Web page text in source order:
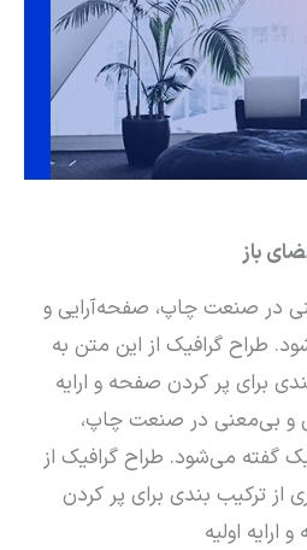
باز
در صنعت چاپ، صفحه‌آرایی و
طراح گرافیک از این متن به
برای پر کردن صفحه و ارایه
و بی‌معنی در صنعت چاپ،
گفته می‌شود. طراح گرافیک از
از ترکیب بندی برای پر کردن
ارایه اولیه